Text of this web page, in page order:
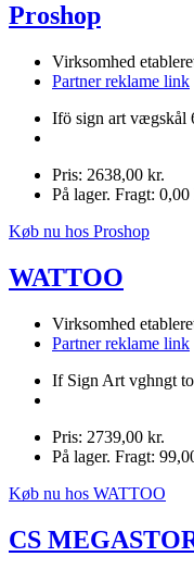
Proshop
Virksomhed
Partner reklame link
Ifö sign art vægskål
Pris: 2638,00 kr.
På lager. Fragt:
Køb nu hos Proshop
WATTOO
Virksomhed
Partner reklame link
If Sign Art vghngt
Pris: 2739,00 kr.
På lager. Fragt:
Køb nu hos WATTOO
CS